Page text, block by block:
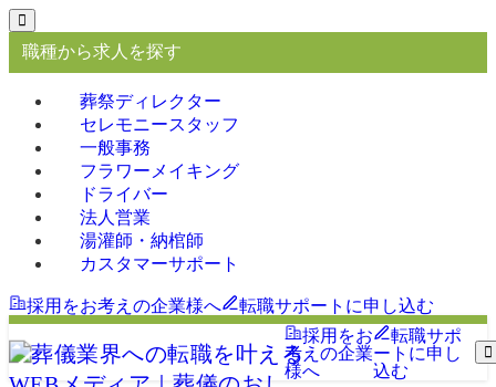
職種から求人を探す
葬祭ディレクター
セレモニースタッフ
一般事務
フラワーメイキング
ドライバー
法人営業
湯灌師・納棺師
カスタマーサポート
採用をお考えの企業様へ
転職サポートに申し込む
採用をお
考えの企業
様へ
転職サポ
ートに申し
込む